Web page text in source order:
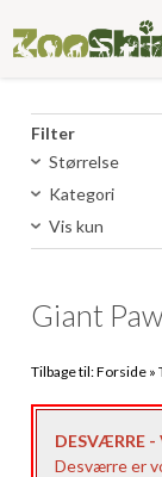
Filter
Størrelse
Kategori
Vis kun
Giant
Tilbage til:Forside »
DESVÆRRE -
Desværre er